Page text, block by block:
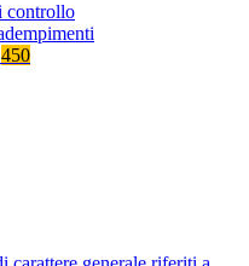
controllo
450